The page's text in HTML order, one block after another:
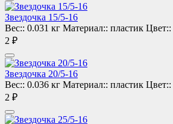
Звездочка 15/5-16
Вес:: 0.031 кг Материал:: пластик Цвет::
2 ₽
Звездочка 20/5-16
Вес:: 0.036 кг Материал:: пластик Цвет::
2 ₽